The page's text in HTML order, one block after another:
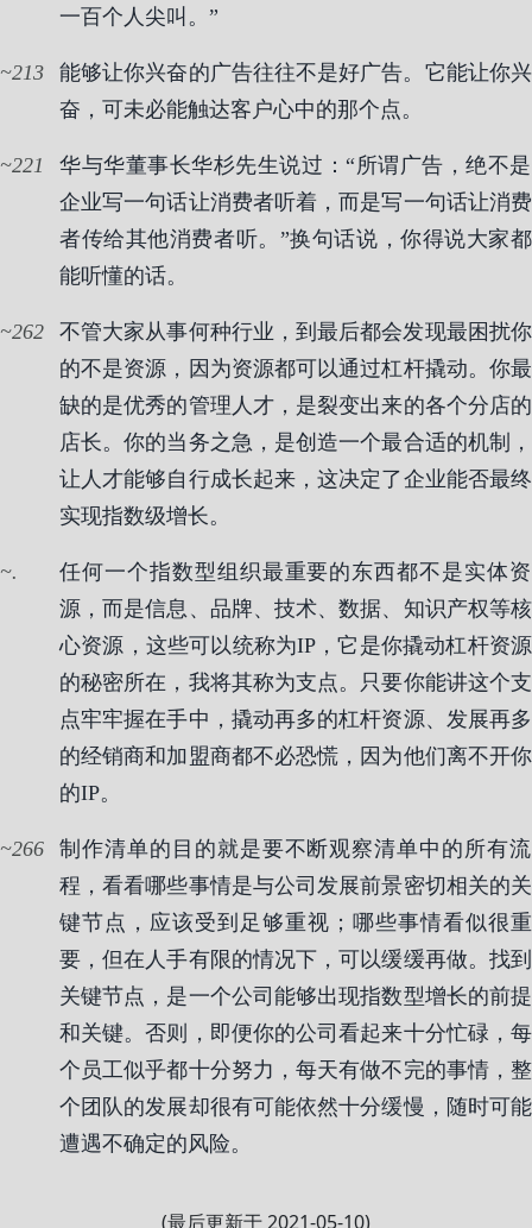
一百个人尖叫。”
213
能够让你兴奋的广告往往不是好广告。它能让你兴
奋，可未必能触达客户心中的那个点。
221
华与华董事长华杉先生说过：“所谓广告，绝不是
企业写一句话让消费者听着，而是写一句话让消费
者传给其他消费者听。”换句话说，你得说大家都
能听懂的话。
262
不管大家从事何种行业，到最后都会发现最困扰你
的不是资源，因为资源都可以通过杠杆撬动。你最
缺的是优秀的管理人才，是裂变出来的各个分店的
店长。你的当务之急，是创造一个最合适的机制，
让人才能够自行成长起来，这决定了企业能否最终
实现指数级增长。
.
任何一个指数型组织最重要的东西都不是实体资
源，而是信息、品牌、技术、数据、知识产权等核
心资源，这些可以统称为IP，它是你撬动杠杆资源
的秘密所在，我将其称为支点。只要你能讲这个支
点牢牢握在手中，撬动再多的杠杆资源、发展再多
的经销商和加盟商都不必恐慌，因为他们离不开你
的IP。
266
制作清单的目的就是要不断观察清单中的所有流
程，看看哪些事情是与公司发展前景密切相关的关
键节点，应该受到足够重视；哪些事情看似很重
要，但在人手有限的情况下，可以缓缓再做。找到
关键节点，是一个公司能够出现指数型增长的前提
和关键。否则，即便你的公司看起来十分忙碌，每
个员工似乎都十分努力，每天有做不完的事情，整
个团队的发展却很有可能依然十分缓慢，随时可能
遭遇不确定的风险。
(最后更新于 2021-05-10)